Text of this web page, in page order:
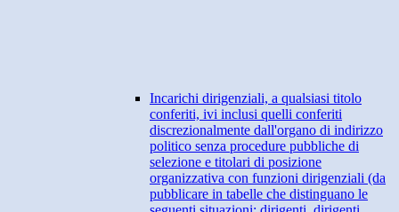
Incarichi dirigenziali, a qualsiasi titolo
conferiti, ivi inclusi quelli conferiti
discrezionalmente dall'organo di indirizzo
politico senza procedure pubbliche di
selezione e titolari di posizione
organizzativa con funzioni dirigenziali (da
pubblicare in tabelle che distinguano le